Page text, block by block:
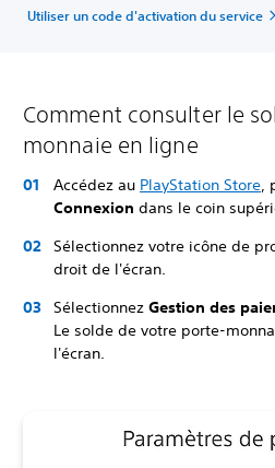
Utiliser un code d'activation du service
Comment consulter le
monnaie en ligne
Accédez au PlayStation Store,
Connexion dans le coin
Sélectionnez votre icône de
droit de l'écran.
Sélectionnez Gestion des
Le solde de votre porte-
l'écran.